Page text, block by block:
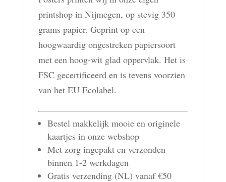
printshop in Nijmegen, op stevig 350
grams papier. Geprint op een
hoogwaardig ongestreken papiersoort
met een hoog-wit glad oppervlak. Het is
FSC gecertificeerd en is tevens voorzien
van het EU Ecolabel.
Bestel makkelijk mooie en originele
kaartjes in onze webshop
Met zorg ingepakt en verzonden
binnen 1-2 werkdagen
Gratis verzending (NL) vanaf €50